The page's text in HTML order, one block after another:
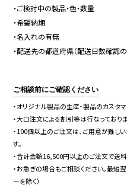
・ご検討中の製品・色・数量
・希望納期
・名入れの有無
・配送先の都道府県（配送日数確認の
ご相談前にご確認ください
・オリジナル製品の生産・製品のカスタ
・大口注文による割引等は行なっており
・100個以上のご注文は、ご用意が難し
す。
・合計金額16,500円以上のご注文で送料
・お急ぎの場合もご相談ください。最短
ーを除く）